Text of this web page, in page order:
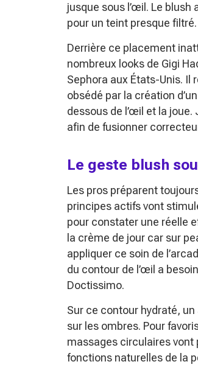
jusque sous l’œil. Le
pour un teint presque filtré.
Derrière ce placement
nombreux looks de Gigi
Sephora aux États-Unis. Il
obsédé par la création
dessous de l’œil et la
afin de fusionner
Le geste blush
Les pros préparent
principes actifs vont
pour constater une réelle
la crème de jour car sur
appliquer ce soin de
du contour de l’œil a
Doctissimo.
Sur ce contour hydraté, un
sur les ombres. Pour
massages circulaires vont
fonctions naturelles de la